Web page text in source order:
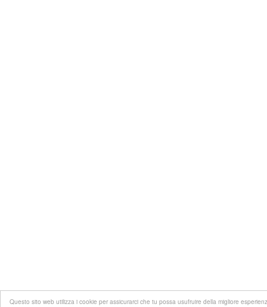
Questo sito web utilizza i cookie per assicurarci che tu possa usufruire della migliore